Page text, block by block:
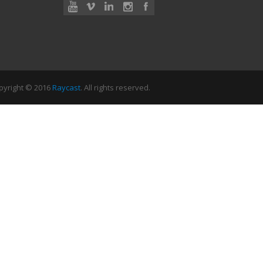
© 2016 Raycast. All rights reserved.